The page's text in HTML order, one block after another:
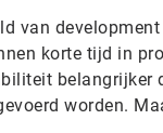
van
korte tijd in
belangrijker
worden.